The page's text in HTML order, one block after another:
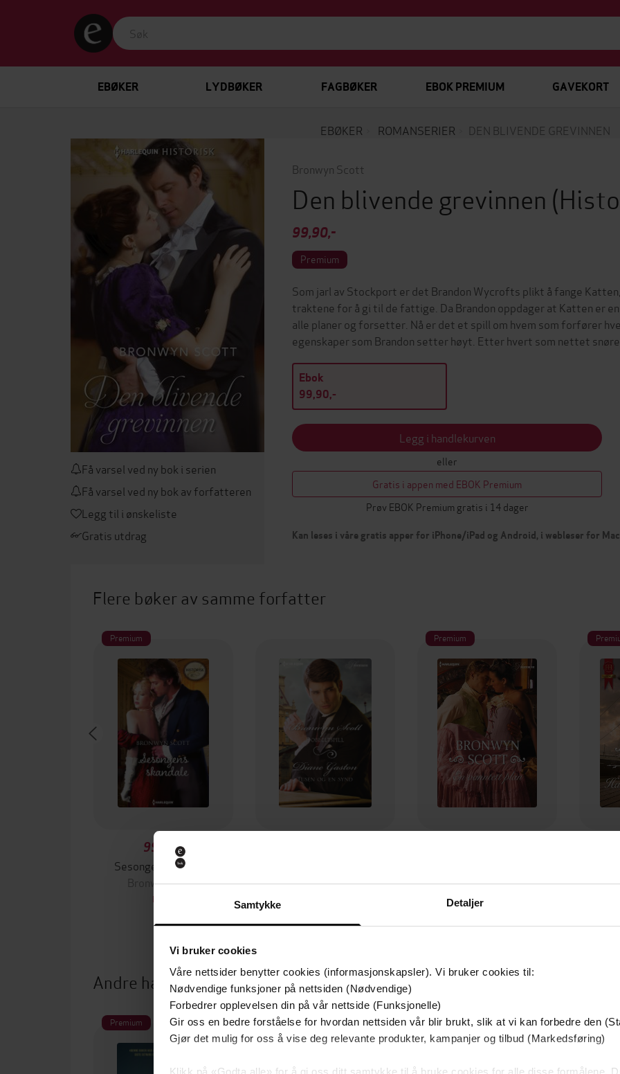
Samtykke Detaljer
Vi bruker cookies
Våre nettsider benytter cookies (informasjonskapsler). Vi bruker cookies til:
Nødvendige funksjoner på nettsiden (Nødvendige)
Forbedrer opplevelsen din på vår nettside (Funksjonelle)
Gir oss en bedre forståelse for hvordan nettsiden vår blir brukt, slik at vi kan forbedre den
Gjør det mulig for oss å vise deg relevante produkter, kampanjer og tilbud (Markedsføring)
EBØKER LYDBØKER FAGBØKER EBOK PREMIUM GAVEKORT
EBØKER ROMANSERIER DEN BLIVENDE GREVINNEN
Få varsel ved ny bok i serien
Få varsel ved ny bok av forfatteren
Legg til i ønskeliste
Gratis utdrag
Bronwyn Scott
Den blivende grevinnen
99,90,-
Premium
Som jarl av Stockport er det Brandon Wycrofts plikt å fange
traktene for å gi til de fattige. Da Brandon oppdager at Katten er
alle planer og forsetter. Nå er det et spill om hvem som forfører
egenskaper som Brandon setter høyt. Etter hvert som nettet
Ebok
99,90,-
Legg i handlekurven
eller
Gratis i appen med EBOK Premium
Prøv EBOK Premium gratis i 14 dager
Kan leses i våre gratis apper for iPhone/iPad og Android, i webleser for
Flere bøker av samme forfatter
Premium
99,90,-
Sesongens skandale
Bronwyn Scott
EBOK
Bronwyn Scott
Premium
Bronwyn Scott
EBOK
Andre har også kjøpt
Premium
Første gang på tilbud
Vi anbefaler
Premium